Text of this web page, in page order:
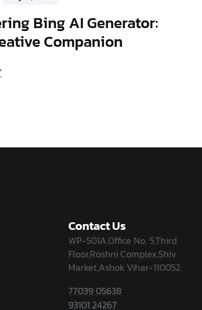
Bing AI Generator:
Companion
Contact Us
WP-501A,Office No. 5,Third
Floor,Roshni Complex,Shiv
Market,Ashok Vihar-110052
77039 05638
93101 24267